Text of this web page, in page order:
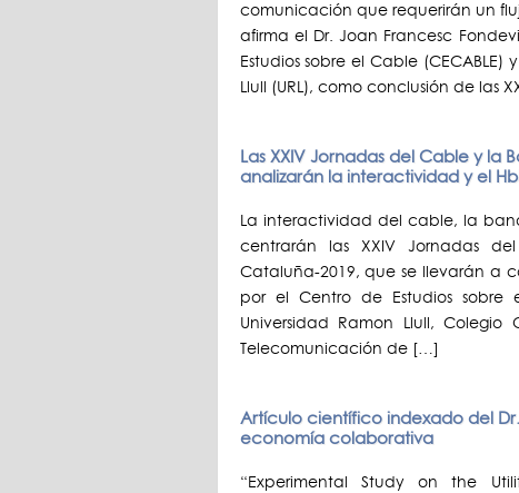
comunicación que requerirán un
afirma el Dr. Joan Francesc
Estudios sobre el Cable
Llull (URL), como conclusión de las
Las XXIV Jornadas del Cable y la
analizarán la interactividad y el
La interactividad del cable, la
centrarán las XXIV Jornadas
Cataluña-2019, que se llevarán a
por el Centro de Estudios sobre
Universidad Ramon Llull,
Telecomunicación de […]
Artículo científico indexado del
economía colaborativa
“Experimental Study on the